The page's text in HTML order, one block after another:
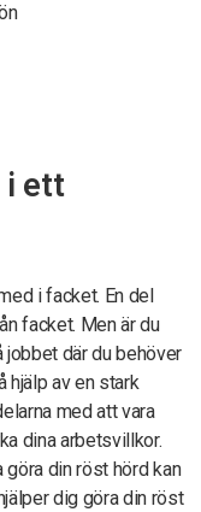
i ett
i facket. En del
facket. Men är du
jobbet där du behöver
hjälp av en stark
med att vara
dina arbetsvillkor.
din röst hörd kan
dig göra din röst